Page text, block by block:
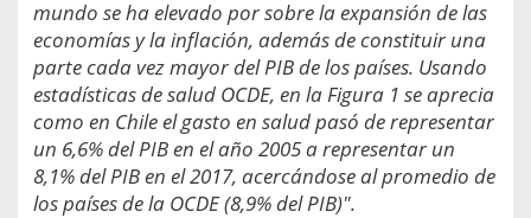
mundo se ha elevado por sobre la expansión de las
economías y la inflación, además de constituir una
parte cada vez mayor del PIB de los países. Usando
estadísticas de salud OCDE, en la Figura 1 se aprecia
como en Chile el gasto en salud pasó de representar
un 6,6% del PIB en el año 2005 a representar un
8,1% del PIB en el 2017, acercándose al promedio de
los países de la OCDE (8,9% del PIB)".